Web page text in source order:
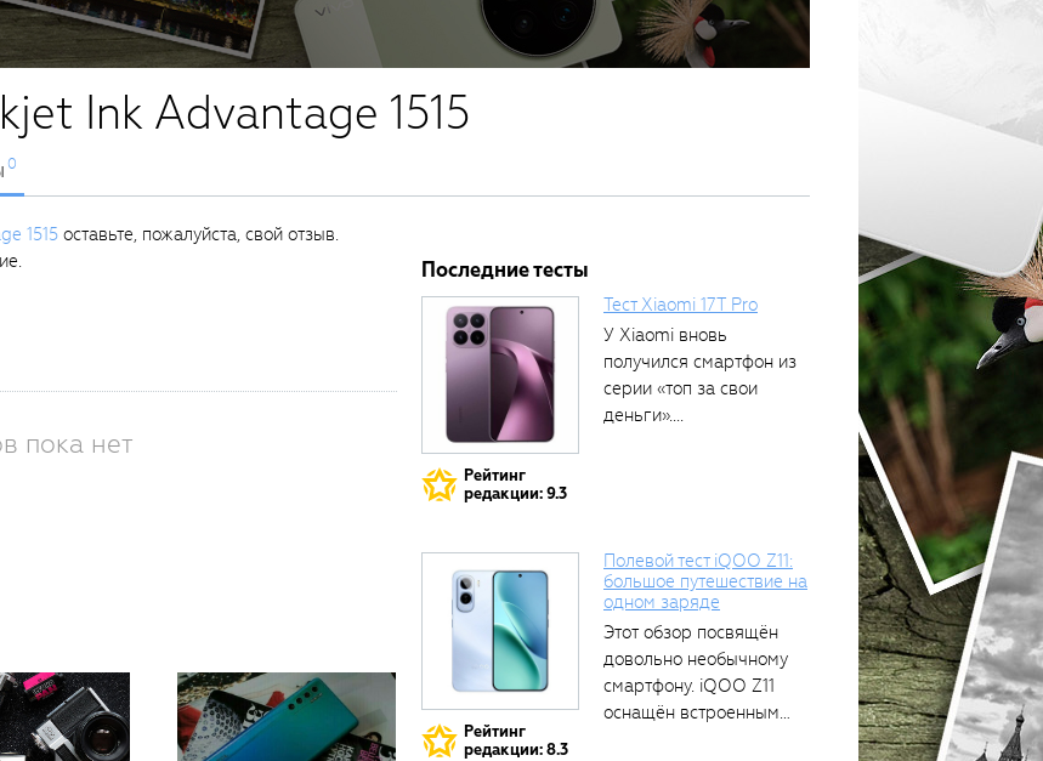
Ink Advantage 1515
0
1515 оставьте, пожалуйста, свой отзыв.
пока нет
Вам
также
понравится
Последние тесты
Рейтинг
редакции: 9.3
Тест Xiaomi 17T Pro
У Xiaomi вновь
получился смартфон из
серии «топ за свои
деньги»....
Рейтинг
редакции: 8.3
Полевой тест iQOO Z11:
большое путешествие на
одном заряде
Этот обзор посвящён
довольно необычному
смартфону. iQOO Z11
оснащён встроенным